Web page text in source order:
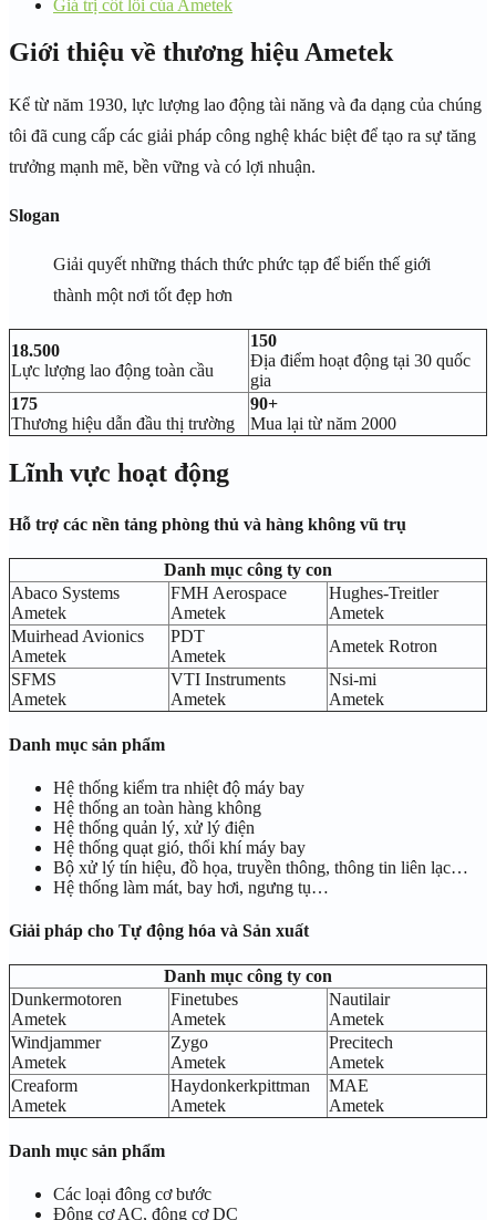
Giá trị cốt lỗi của Ametek
Giới thiệu về thương hiệu Ametek
Kể từ năm 1930, lực lượng lao động tài năng và đa dạng của chúng
tôi đã cung cấp các giải pháp công nghệ khác biệt để tạo ra sự tăng
trưởng mạnh mẽ, bền vững và có lợi nhuận.
Slogan
Giải quyết những thách thức phức tạp để biến thế giới
thành một nơi tốt đẹp hơn
18.500
Lực lượng lao động toàn cầu
150
Địa điểm hoạt động tại 30 quốc
gia
175
Thương hiệu dẫn đầu thị trường
90+
Mua lại từ năm 2000
Lĩnh vực hoạt động
Hỗ trợ các nền tảng phòng thủ và hàng không vũ trụ
Danh mục công ty con
Abaco Systems
Ametek
FMH Aerospace
Ametek
Hughes-Treitler
Ametek
Muirhead Avionics
Ametek
PDT
Ametek
Ametek Rotron
SFMS
Ametek
VTI Instruments
Ametek
Nsi-mi
Ametek
Danh mục sản phẩm
Hệ thống kiểm tra nhiệt độ máy bay
Hệ thống an toàn hàng không
Hệ thống quản lý, xử lý điện
Hệ thống quạt gió, thổi khí máy bay
Bộ xử lý tín hiệu, đồ họa, truyền thông, thông tin liên lạc…
Hệ thống làm mát, bay hơi, ngưng tụ…
Giải pháp cho Tự động hóa và Sản xuất
Danh mục công ty con
Dunkermotoren
Ametek
Finetubes
Ametek
Nautilair
Ametek
Windjammer
Ametek
Zygo
Ametek
Precitech
Ametek
Creaform
Ametek
Haydonkerkpittman
Ametek
MAE
Ametek
Danh mục sản phẩm
Các loại đông cơ bước
Động cơ AC, động cơ DC